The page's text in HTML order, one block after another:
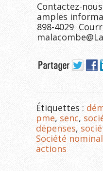
Contactez-
amples
898-4029
Étiquettes :
pme, senc,
dépenses,
Société
actions